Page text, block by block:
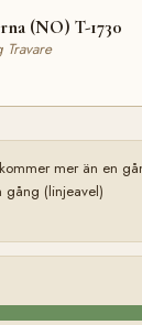
(NO) T-1730
Travare
mer än en
gång (linjeavel)